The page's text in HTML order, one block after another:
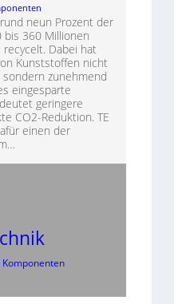
neun Prozent der
360 Millionen
Dabei hat
Kunststoffen nicht
zunehmend
eingesparte
geringere
CO2-Reduktion. TE
einen der